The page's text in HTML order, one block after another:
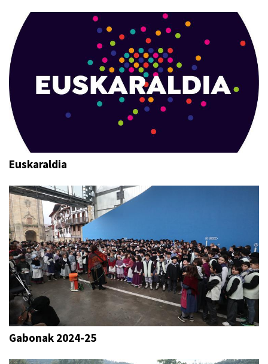
Euskaraldia
Gabonak 2024-25